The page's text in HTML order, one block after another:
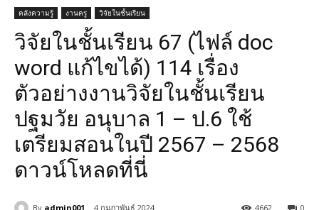
คลังความรู้ งานครู วิจัยในชั้นเรียน
วิจัยในชั้นเรียน 67 (ไฟล์ doc
word แก้ไขได้) 114 เรื่อง
ตัวอย่างงานวิจัยในชั้นเรียน
ปฐมวัย อนุบาล 1 – ป.6 ใช้
เตรียมสอนในปี 2567 – 2568
ดาวน์โหลดที่นี่
By admin001 4 กุมภาพันธ์ 2024 0
4662